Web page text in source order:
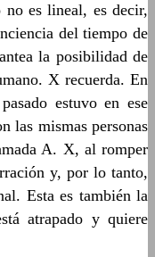
no es lineal, es decir,
del tiempo de
la posibilidad de
X recuerda. En
estuvo en ese
las mismas personas
A. X, al romper
y, por lo tanto,
Esta es también la
atrapado y quiere